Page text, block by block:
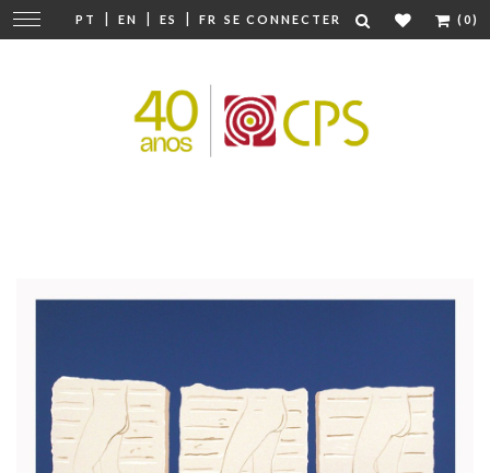
PT | EN | ES | FR SE CONNECTER (0)
Modifier
la